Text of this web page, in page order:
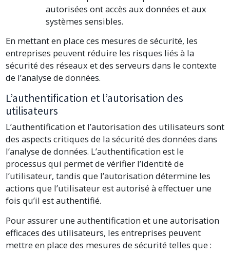
autorisées ont accès aux données et aux
systèmes sensibles.
En mettant en place ces mesures de sécurité, les
entreprises peuvent réduire les risques liés à la
sécurité des réseaux et des serveurs dans le contexte
de l’analyse de données.
L’authentification et l’autorisation des
utilisateurs
L’authentification et l’autorisation des utilisateurs sont
des aspects critiques de la sécurité des données dans
l’analyse de données. L’authentification est le
processus qui permet de vérifier l’identité de
l’utilisateur, tandis que l’autorisation détermine les
actions que l’utilisateur est autorisé à effectuer une
fois qu’il est authentifié.
Pour assurer une authentification et une autorisation
efficaces des utilisateurs, les entreprises peuvent
mettre en place des mesures de sécurité telles que :